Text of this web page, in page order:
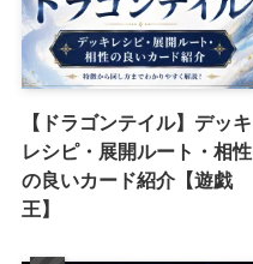
【ドラゴンテイル】デッキ
レシピ・展開ルート・相性
の良いカード紹介【遊戯
王】